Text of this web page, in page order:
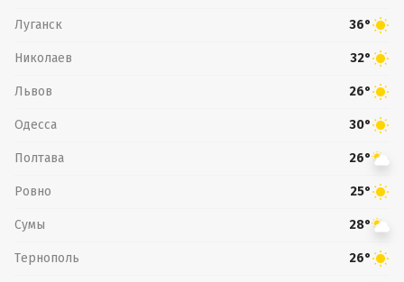
Луганск 36°
Николаев 32°
Львов 26°
Одесса 30°
Полтава 26°
Ровно 25°
Сумы 28°
Тернополь 26°